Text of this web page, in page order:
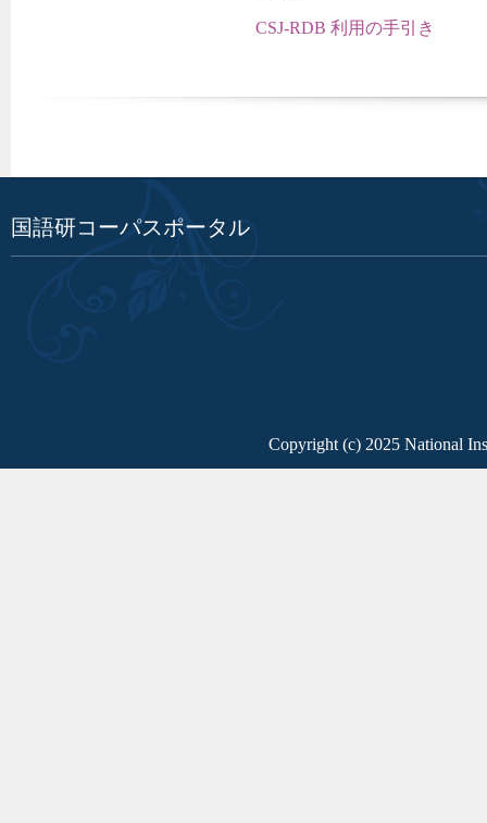
CSJ-RDB 利用の手引き
国語研コーパスポータル
Copyright (c) 2025 National